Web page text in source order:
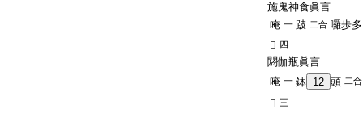
施鬼神食眞言
唵 一 跛 二合 囉歩多
𤙖 四
閼伽瓶眞言
唵 一 鉢 12 頭 二合
𤙖 三